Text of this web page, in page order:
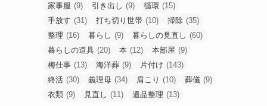
家事服 (9) 引き出し (9) 循環 (15)
手放す (31) 打ち切り世帯 (10) 掃除 (35)
整理 (16) 暮らし (9) 暮らしの見直し (60)
暮らしの道具 (20) 本 (12) 本部屋 (9)
梅仕事 (13) 海洋葬 (9) 片付け (143)
終活 (30) 義理母 (34) 肩こり (10) 葬儀 (9)
衣類 (9) 見直し (11) 遺品整理 (13)